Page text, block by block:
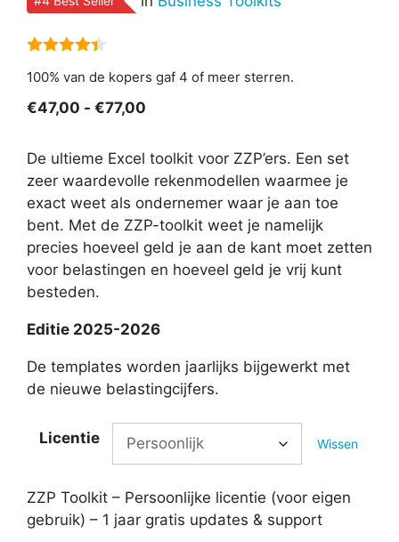
5
100% van de kopers gaf 4 of meer sterren.
€47,00 - €77,00
tot
€77,00
De ultieme Excel toolkit voor ZZP’ers. Een set
zeer waardevolle rekenmodellen waarmee je
exact weet als ondernemer waar je aan toe
bent. Met de ZZP-toolkit weet je namelijk
precies hoeveel geld je aan de kant moet zetten
voor belastingen en hoeveel geld je vrij kunt
besteden.
Editie 2025-2026
De templates worden jaarlijks bijgewerkt met
de nieuwe belastingcijfers.
Licentie Wissen
ZZP Toolkit – Persoonlijke licentie (voor eigen
gebruik) – 1 jaar gratis updates & support